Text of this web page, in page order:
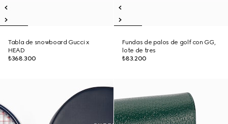
Tabla de snowboard Gucci x
HEAD
₺368.300
Fundas de palos de golf con GG,
lote de tres
₺83.200